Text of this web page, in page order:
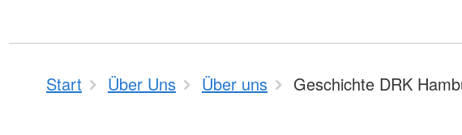
Start Über Uns Über uns Geschichte DRK